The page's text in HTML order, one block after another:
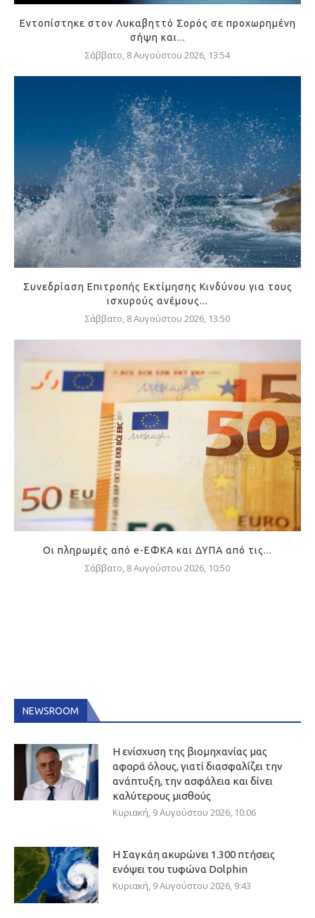
Εντοπίστηκε στον Λυκαβηττό Σορός σε προχωρημένη
σήψη και...
Σάββατο, 8 Αυγούστου 2026, 13:54
Συνεδρίαση Επιτροπής Εκτίμησης Κινδύνου για τους
ισχυρούς ανέμους...
Σάββατο, 8 Αυγούστου 2026, 13:50
Οι πληρωμές από e-ΕΦΚΑ και ΔΥΠΑ από τις...
Σάββατο, 8 Αυγούστου 2026, 10:50
NEWSROOM
Η ενίσχυση της βιομηχανίας μας
αφορά όλους, γιατί διασφαλίζει την
ανάπτυξη, την ασφάλεια και δίνει
καλύτερους μισθούς
Κυριακή, 9 Αυγούστου 2026, 10:06
Η Σαγκάη ακυρώνει 1.300 πτήσεις
ενόψει του τυφώνα Dolphin
Κυριακή, 9 Αυγούστου 2026, 9:43